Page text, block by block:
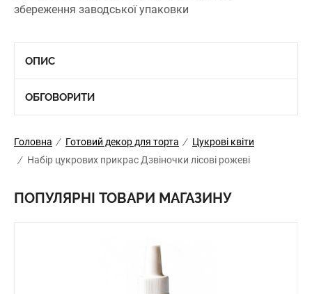
збереження заводської упаковки
ОПИС
ОБГОВОРИТИ
Головна / Готовий декор для торта / Цукрові квіти
/ Набір цукрових прикрас Дзвіночки лісові рожеві
ПОПУЛЯРНІ ТОВАРИ МАГАЗИНУ